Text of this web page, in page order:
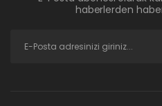
haberlerden